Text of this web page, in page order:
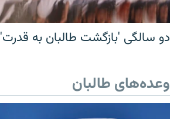
دو سالگی 'بازگشت طالبان به قدرت'
وعده‌های طالبان